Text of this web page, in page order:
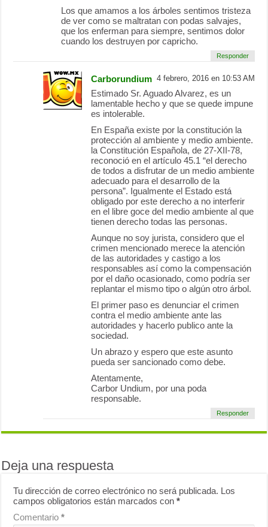
Los que amamos a los árboles sentimos tristeza
de ver como se maltratan con podas salvajes,
que los enferman para siempre, sentimos dolor
cuando los destruyen por capricho.
Responder
Carborundium 4 febrero, 2016 en 10:53 AM
Estimado Sr. Aguado Alvarez, es un
lamentable hecho y que se quede impune
es intolerable.
En España existe por la constitución la
protección al ambiente y medio ambiente.
la Constitución Española, de 27-XII-78,
reconoció en el artículo 45.1 “el derecho
de todos a disfrutar de un medio ambiente
adecuado para el desarrollo de la
persona”. Igualmente el Estado está
obligado por este derecho a no interferir
en el libre goce del medio ambiente al que
tienen derecho todas las personas.
Aunque no soy jurista, considero que el
crimen mencionado merece la atención
de las autoridades y castigo a los
responsables así como la compensación
por el daño ocasionado, como podría ser
replantar el mismo tipo o algún otro árbol.
El primer paso es denunciar el crimen
contra el medio ambiente ante las
autoridades y hacerlo publico ante la
sociedad.
Un abrazo y espero que este asunto
pueda ser sancionado como debe.
Atentamente,
Carbor Undium, por una poda
responsable.
Responder
Deja una respuesta
Tu dirección de correo electrónico no será publicada. Los
campos obligatorios están marcados con*
Comentario*